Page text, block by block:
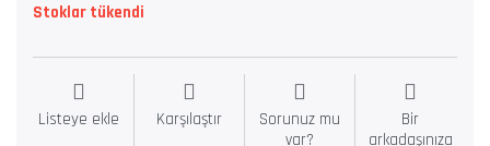
Stoklar tükendi
Listeye ekle Karşılaştır
Sorunuz mu
var?
Bir
arkadaşınıza